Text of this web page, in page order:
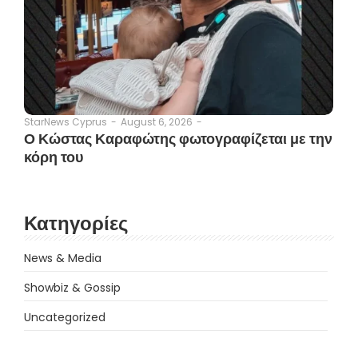
StarNews Cyprus - August 6, 2026 -
Ο Κώστας Καραφώτης φωτογραφίζεται με την
κόρη του
Κατηγορίες
News & Media
Showbiz & Gossip
Uncategorized